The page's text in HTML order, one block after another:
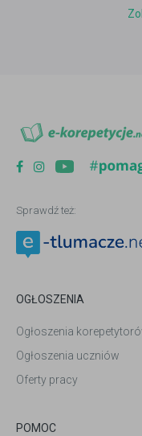
Sprawdź też:
OGŁOSZENIA
Ogłoszenia
Ogłoszenia uczniów
Oferty pracy
POMOC